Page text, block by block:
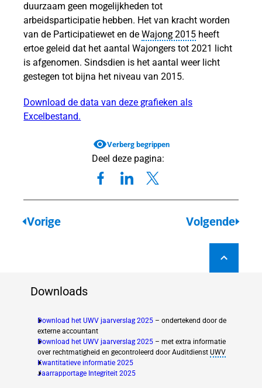
duurzaam geen mogelijkheden tot
arbeidsparticipatie hebben. Het van kracht worden
van de Participatiewet en deWajong 2015 heeft
ertoe geleid dat het aantal Wajongers tot 2021 licht
is afgenomen. Sindsdien is het aantal weer licht
gestegen tot bijna het niveau van 2015.
Download de data van deze grafieken als
Excelbestand.
Verberg begrippen
Deel deze pagina:
Vorige Volgende
Downloads
Download het UWV jaarverslag 2025 – ondertekend door de
externe accountant
Download het UWV jaarverslag 2025 – met extra informatie
over rechtmatigheid en gecontroleerd door Auditdienst UWV
Kwantitatieve informatie 2025
Jaarrapportage Integriteit 2025